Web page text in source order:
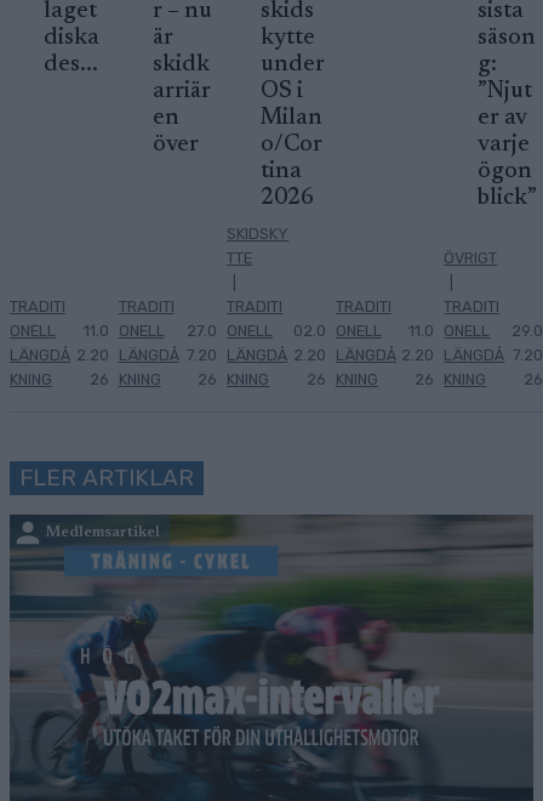
laget
diska
des...
TRADITI
ONELL
LÄNGDÅ
KNING
11.0
2.20
26
r – nu
är
skidk
arriär
en
över
TRADITI
ONELL
LÄNGDÅ
KNING
27.0
7.20
26
skids
kytte
under
OS i
Milan
o/Cor
tina
2026
SKIDSKY
TTE
TRADITI
ONELL
LÄNGDÅ
KNING
02.0
2.20
26
TRADITI
ONELL
LÄNGDÅ
KNING
11.0
2.20
26
sista
säson
g:
”Njut
er av
varje
ögon
blick”
ÖVRIGT
TRADITI
ONELL
LÄNGDÅ
KNING
29.0
7.20
26
FLER ARTIKLAR
Medlemsartikel